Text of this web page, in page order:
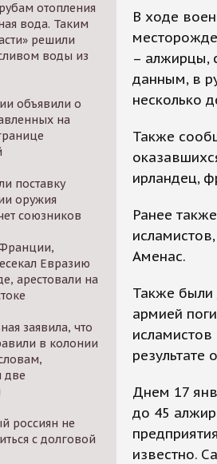
отопления
вода. Таким
решили
воды из
объявили о
на
поставку
оружия
союзников
Евразию
арестовали на
заявила, что
в колонии
две
россиян не
с долговой
В ходе
– алжирцы,
данным, в
несколько
Также
ирландец,
Ранее
Аменас.
Также были
армией
исламистов
результате
Днем 17
до 45
известно.